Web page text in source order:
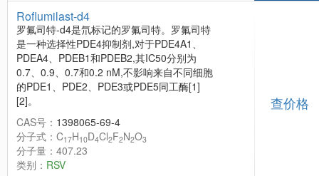
Roflumilast-d4
罗氟司特-d4是氘标记的罗氟司特。罗氟司特
是一种选择性PDE4抑制剂,对于PDE4A1、
PDEA4、PDEB1和PDEB2,其IC50分别为
0.7、0.9、0.7和0.2 nM,不影响来自不同细胞
的PDE1、PDE2、PDE3或PDE5同工酶[1]
[2]。
CAS号： 1398065-69-4
分子式：C17H10D4Cl2F2N2O3
分子量：407.23
类别： RSV
查价格